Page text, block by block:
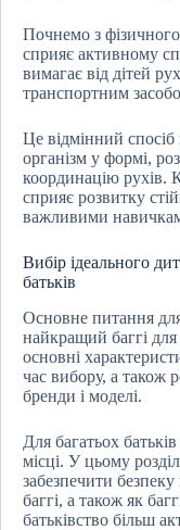
Почнемо з
сприяє активному
вимагає від дітей
транспортним
Це відмінний
організм у формі,
координацію рухів.
сприяє розвитку
важливими
Вибір ідеального
батьків
Основне питання
найкращий баггі
основні
час вибору, а також
бренди і моделі.
Для багатьох
місці. У цьому
забезпечити
баггі, а також як
батьківство більш